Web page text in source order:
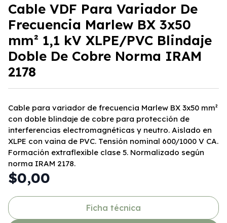
Cable VDF Para Variador De
Frecuencia Marlew BX 3x50
mm² 1,1 kV XLPE/PVC Blindaje
Doble De Cobre Norma IRAM
2178
Cable para variador de frecuencia Marlew BX 3x50 mm²
con doble blindaje de cobre para protección de
interferencias electromagnéticas y neutro. Aislado en
XLPE con vaina de PVC. Tensión nominal 600/1000 V CA.
Formación extraflexible clase 5. Normalizado según
norma IRAM 2178.
$0,00
Ficha técnica